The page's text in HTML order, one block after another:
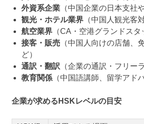
外資系企業 （中国企業の日本支社
観光・ホテル業界 （中国人観光客
航空業界 （CA・空港グランドスタ
接客・販売 （中国人向けの店舗、
ど）
通訳・翻訳 （企業の通訳・フリー
教育関係 （中国語講師、留学アド
企業が求めるHSKレベルの目安